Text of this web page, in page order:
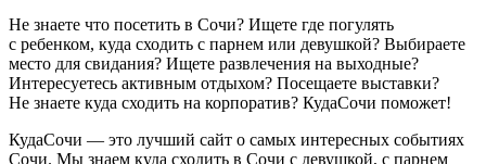
Не знаете что посетить в Сочи? Ищете где погулять
с ребенком, куда сходить с парнем или девушкой? Выбираете
место для свидания? Ищете развлечения на выходные?
Интересуетесь активным отдыхом? Посещаете выставки?
Не знаете куда сходить на корпоратив? КудаСочи поможет!
КудаСочи — это лучший сайт о самых интересных событиях
Сочи. Мы знаем куда сходить в Сочи с девушкой, с парнем